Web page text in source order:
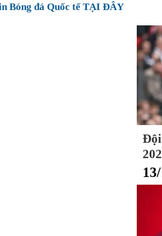
Bóng đá Quốc tế TẠI ĐÂY
Đội